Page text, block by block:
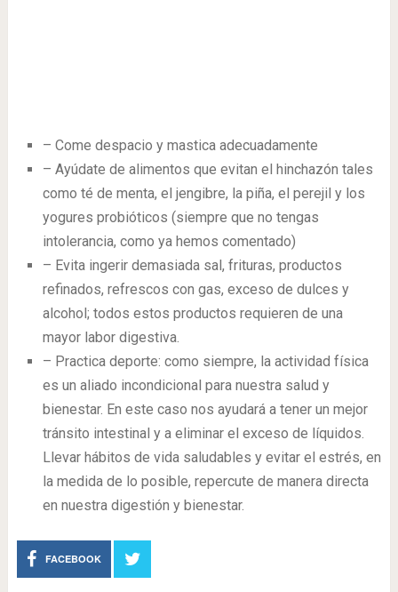
– Come despacio y mastica adecuadamente
– Ayúdate de alimentos que evitan el hinchazón tales
como té de menta, el jengibre, la piña, el perejil y los
yogures probióticos (siempre que no tengas
intolerancia, como ya hemos comentado)
– Evita ingerir demasiada sal, frituras, productos
refinados, refrescos con gas, exceso de dulces y
alcohol; todos estos productos requieren de una
mayor labor digestiva.
– Practica deporte: como siempre, la actividad física
es un aliado incondicional para nuestra salud y
bienestar. En este caso nos ayudará a tener un mejor
tránsito intestinal y a eliminar el exceso de líquidos.
Llevar hábitos de vida saludables y evitar el estrés, en
la medida de lo posible, repercute de manera directa
en nuestra digestión y bienestar.
FACEBOOK